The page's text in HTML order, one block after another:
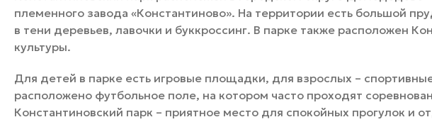
племенного завода «Константиново». На территории есть большой
в тени деревьев, лавочки и буккроссинг. В парке также расположен
культуры.
Для детей в парке есть игровые площадки, для взрослых –
расположено футбольное поле, на котором часто проходят
Константиновский парк – приятное место для спокойных прогулок и